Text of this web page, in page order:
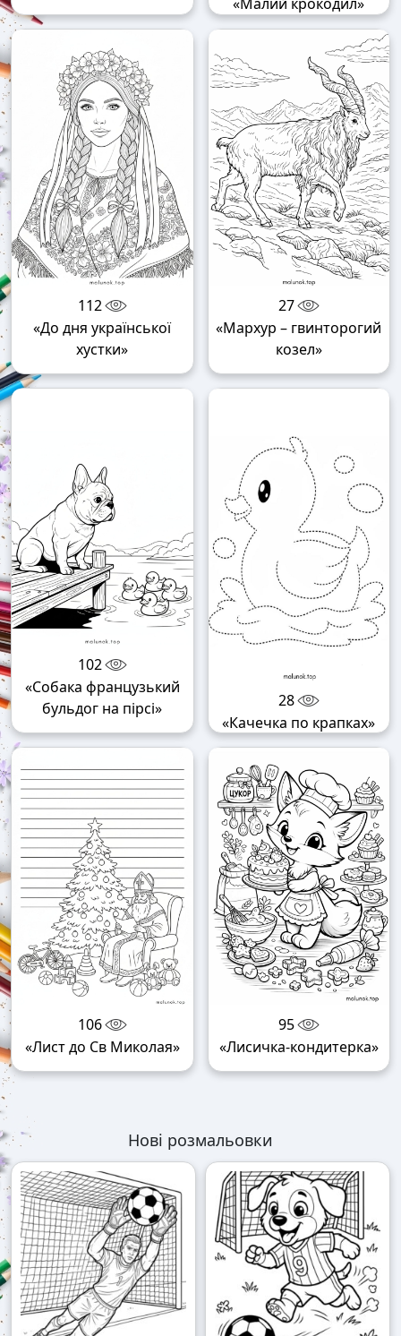
112
«До дня української
хустки»
27
«Мархур – гвинторогий
козел»
102
«Собака французький
бульдог на пірсі»
28
«Качечка по крапках»
106
«Лист до Св Миколая»
95
«Лисичка-кондитерка»
Нові розмальовки